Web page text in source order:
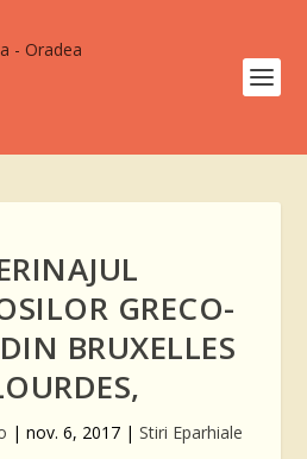
GRECO-
BRUXELLES
| nov. 6, 2017| Stiri Eparhiale